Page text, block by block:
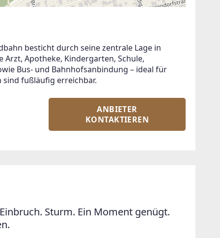
besticht durch seine zentrale Lage in
Apotheke, Kindergarten, Schule,
Bus- und Bahnhofsanbindung – ideal für
sind fußläufig erreichbar.
ANBIETER
KONTAKTIEREN
Sturm. Ein Moment genügt.